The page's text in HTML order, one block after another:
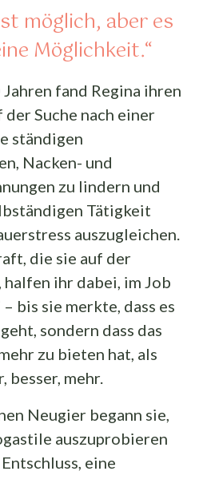
möglich, aber es
Möglichkeit.“
fand Regina ihren
der Suche nach einer
ständigen
Nacken- und
zu lindern und
Tätigkeit
auszugleichen.
die sie auf der
halfen ihr dabei, im Job
bis sie merkte, dass es
sondern dass das
zu bieten hat, als
besser, mehr.
Neugier begann sie,
auszuprobieren
eine